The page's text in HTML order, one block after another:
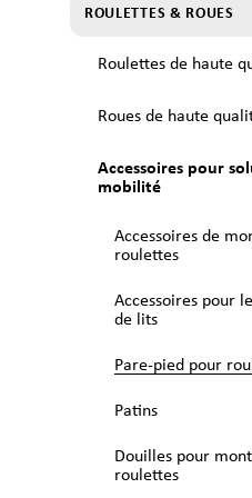
ROULETTES & ROUES
Roulettes de haute
Roues de haute
Accessoires pour
mobilité
Accessoires de
roulettes
Accessoires pour
de lits
Pare-pied pour
Patins
Douilles pour
roulettes